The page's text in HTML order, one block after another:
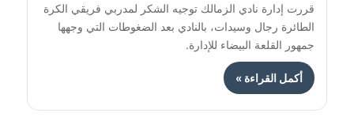
قررت إدارة نادي الزمالك توجيه الشكر لمدربي فريقي الكرة
الطائرة رجال وسيدات، بالنادي بعد الضغوطات التي وجهها
جمهور القلعة البيضاء للإدارة.
أكمل القراءة »